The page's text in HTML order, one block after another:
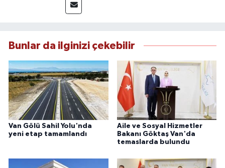
takip etmektedir. Editoryal sürece katkı sunan
Yılmaz, tarafsızlık, doğruluk ve etik ilkeler
bilgilendirmektedir.
Bunlar da ilginizi çekebilir
Van Gölü Sahil Yolu'nda
yeni etap tamamlandı
Aile ve Sosyal Hizmetler
Bakanı Göktaş Van'da
temaslarda bulundu